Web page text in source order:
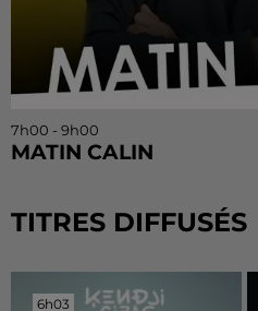
7h00 - 9h00
MATIN CALIN
TITRES DIFFUSÉS
6h03
6h03